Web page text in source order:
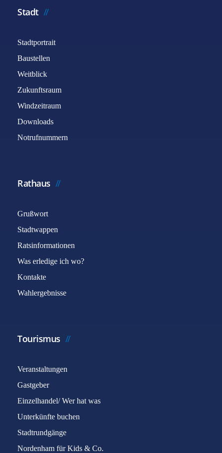
E-Mail*
Nachricht
Captcha*
E-Mail senden
Stadt
Stadtportrait
Baustellen
Weitblick
Zukunftsraum
Windzeitraum
Downloads
Notrufnummern
Rathaus
Grußwort
Stadtwappen
Ratsinformationen
Was erledige ich wo?
Kontakte
Wahlergebnisse
Tourismus
Veranstaltungen
Gastgeber
Einzelhandel/ Wer hat was
Unterkünfte buchen
Stadtrundgänge
Nordenham für Kids & Co.